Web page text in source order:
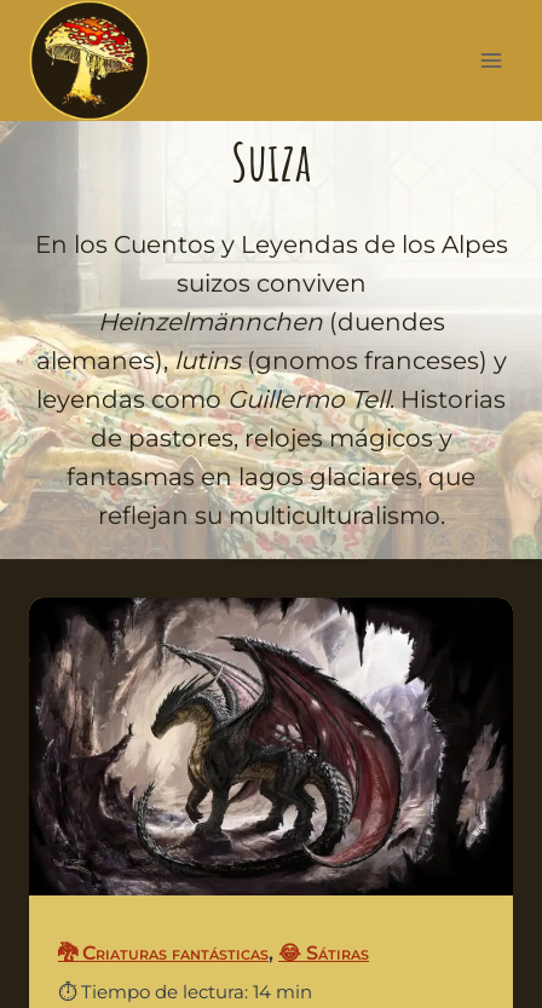
Suiza
En los Cuentos y Leyendas de los Alpes
suizos conviven
Heinzelmännchen(duendes
alemanes),lutins(gnomos franceses) y
leyendas comoGuillermo Tell. Historias
de pastores, relojes mágicos y
fantasmas en lagos glaciares, que
reflejan su multiculturalismo.
🐉 Criaturas fantásticas, 😂 Sátiras
⏱️ Tiempo de lectura: 14 min